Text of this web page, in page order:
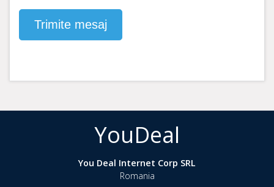
YouDeal
You Deal Internet Corp SRL
Romania